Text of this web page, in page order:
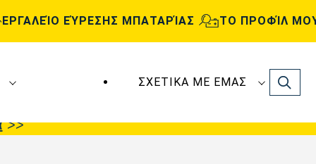
ΕΡΓΑΛΕΊΟ ΕΎΡΕΣΗΣ ΜΠΑΤΑΡΊΑΣ ΤΟ ΠΡΟΦΊΛ
ΣΧΕΤΙΚΆ ΜΕ ΕΜΆΣ Search
>>